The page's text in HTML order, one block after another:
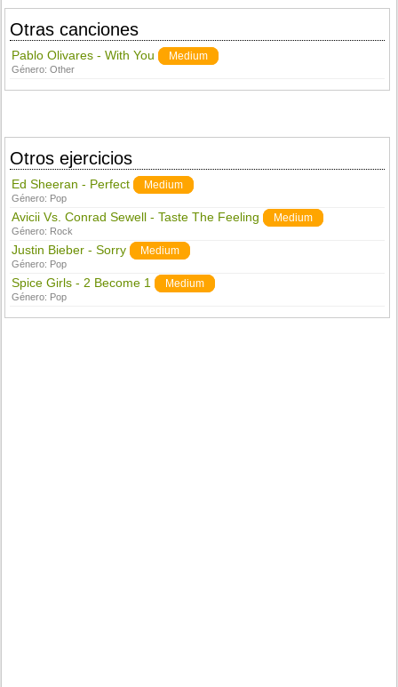
Otras canciones
Pablo Olivares - With You Medium
Género:Other
Otros ejercicios
Ed Sheeran - Perfect Medium
Género: Pop
Avicii Vs. Conrad Sewell - Taste The Feeling Medium
Género: Rock
Justin Bieber - Sorry Medium
Género: Pop
Spice Girls - 2 Become 1 Medium
Género: Pop